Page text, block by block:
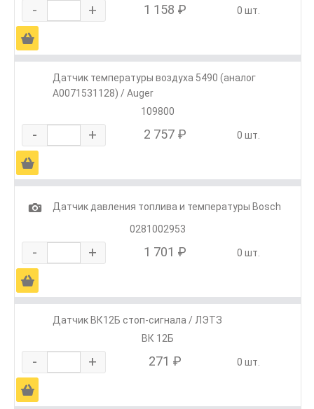
- + 1 158 ₽ 0 шт.
Ä
Датчик температуры воздуха 5490 (аналог
A0071531128) / Auger
109800
- + 2 757 ₽ 0 шт.
Ä
1
Датчик давления топлива и температуры Bosch
0281002953
- + 1 701 ₽ 0 шт.
Ä
Датчик ВК12Б стоп-сигнала / ЛЭТЗ
ВК 12Б
- + 271 ₽ 0 шт.
Ä